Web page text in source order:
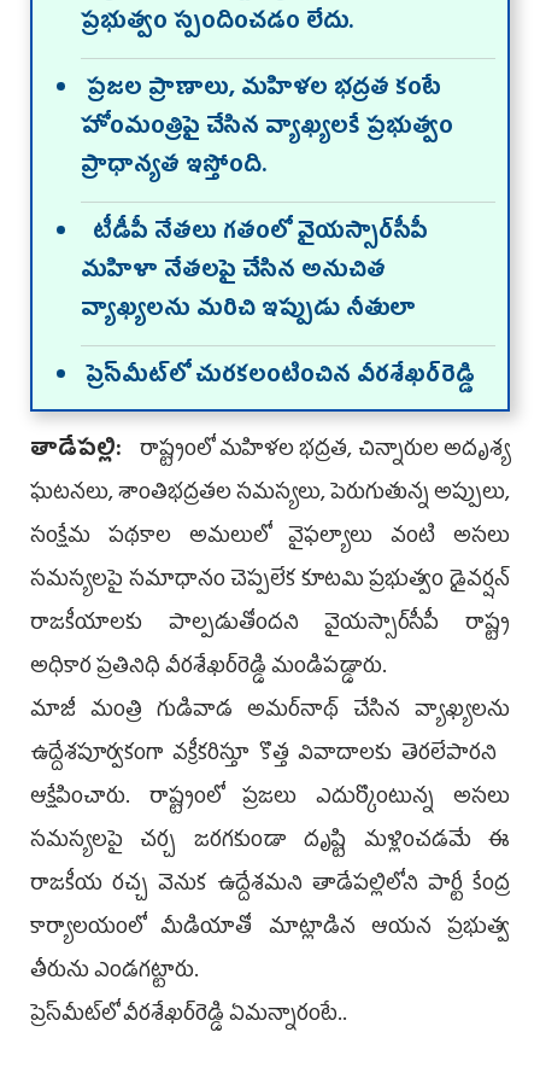
ప్రభుత్వం స్పందించడం లేదు.
ప్రజల ప్రాణాలు, మహిళల భద్రత కంటే
హోంమంత్రిపై చేసిన వ్యాఖ్యలకే ప్రభుత్వం
ప్రాధాన్యత ఇస్తోంది.
టీడీపీ నేతలు గతంలో వైయ‌స్సార్‌సీపీ
మహిళా నేతలపై చేసిన అనుచిత
వ్యాఖ్యలను మరిచి ఇప్పుడు నీతులా
ప్రెస్‌మీట్‌లో చుర‌క‌లంటించిన వీర‌శేఖ‌ర్‌రెడ్డి
తాడేప‌ల్లి: రాష్ట్రంలో మహిళల భద్రత, చిన్నారుల అదృశ్య
ఘటనలు, శాంతిభద్రతల సమస్యలు, పెరుగుతున్న అప్పులు,
సంక్షేమ పథకాల అమలులో వైఫల్యాలు వంటి అసలు
సమస్యలపై సమాధానం చెప్పలేక కూటమి ప్రభుత్వం డైవర్షన్
రాజకీయాలకు పాల్పడుతోందని వైయస్సార్‌సీపీ రాష్ట్ర
అధికార ప్రతినిధి వీరశేఖర్‌రెడ్డి మండిప‌డ్డారు.
మాజీ మంత్రి గుడివాడ అమర్‌నాథ్ చేసిన వ్యాఖ్యలను
ఉద్దేశపూర్వకంగా వక్రీకరిస్తూ కొత్త వివాదాలకు తెరలేపారని
ఆక్షేపించారు. రాష్ట్రంలో ప్రజలు ఎదుర్కొంటున్న అసలు
సమస్యలపై చర్చ జరగకుండా దృష్టి మళ్లించడమే ఈ
రాజకీయ రచ్చ వెనుక ఉద్దేశమని తాడేపల్లిలోని పార్టీ కేంద్ర
కార్యాలయంలో మీడియాతో మాట్లాడిన ఆయ‌న ప్రభుత్వ
తీరును ఎండ‌గ‌ట్టారు.
ప్రెస్‌మీట్‌లో వీర‌శేఖ‌ర్‌రెడ్డి ఏమ‌న్నారంటే..